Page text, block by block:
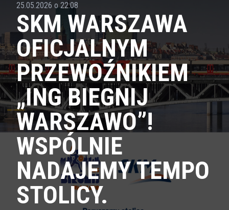
25.05.2026 o 22:08
SKM WARSZAWA
OFICJALNYM
PRZEWOŹNIKIEM
„ING BIEGNIJ
WARSZAWO”!
WSPÓLNIE
NADAJEMY TEMPO
STOLICY.